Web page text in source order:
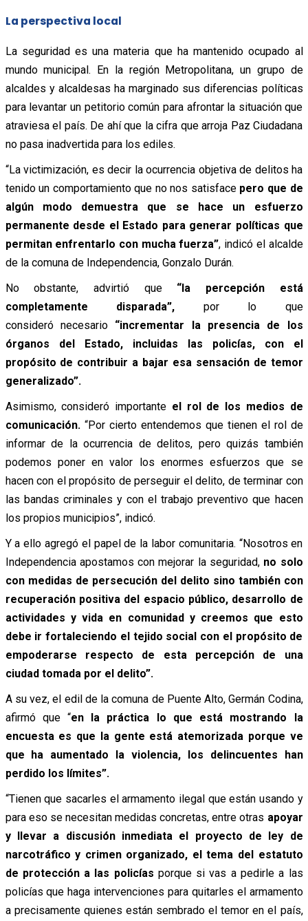
La perspectiva local
La seguridad es una materia que ha mantenido ocupado al
mundo municipal. En la región Metropolitana, un grupo de
alcaldes y alcaldesas ha marginado sus diferencias políticas
para levantar un petitorio común para afrontar la situación que
atraviesa el país. De ahí que la cifra que arroja Paz Ciudadana
no pasa inadvertida para los ediles.
“La victimización, es decir la ocurrencia objetiva de delitos ha
tenido un comportamiento que no nos satisface pero que de
algún modo demuestra que se hace un esfuerzo
permanente desde el Estado para generar políticas que
permitan enfrentarlo con mucha fuerza”, indicó el alcalde
de la comuna de Independencia, Gonzalo Durán.
No obstante, advirtió que“la percepción está
completamente disparada”, por lo que
consideró necesario “incrementar la presencia de los
órganos del Estado, incluidas las policías, con el
propósito de contribuir a bajar esa sensación de temor
generalizado”.
Asimismo, consideró importante el rol de los medios de
comunicación. “Por cierto entendemos que tienen el rol de
informar de la ocurrencia de delitos, pero quizás también
podemos poner en valor los enormes esfuerzos que se
hacen con el propósito de perseguir el delito, de terminar con
las bandas criminales y con el trabajo preventivo que hacen
los propios municipios”, indicó.
Y a ello agregó el papel de la labor comunitaria. “Nosotros en
Independencia apostamos con mejorar la seguridad,no solo
con medidas de persecución del delito sino también con
recuperación positiva del espacio público, desarrollo de
actividades y vida en comunidad y creemos que esto
debe ir fortaleciendo el tejido social con el propósito de
empoderarse respecto de esta percepción de una
ciudad tomada por el delito”.
A su vez, el edil de la comuna de Puente Alto, Germán Codina,
afirmó que “en la práctica lo que está mostrando la
encuesta es que la gente está atemorizada porque ve
que ha aumentado la violencia, los delincuentes han
perdido los límites”.
“Tienen que sacarles el armamento ilegal que están usando y
para eso se necesitan medidas concretas, entre otras apoyar
y llevar a discusión inmediata el proyecto de ley de
narcotráfico y crimen organizado, el tema del estatuto
de protección a las policías porque si vas a pedirle a las
policías que haga intervenciones para quitarles el armamento
a precisamente quienes están sembrado el temor en el país,